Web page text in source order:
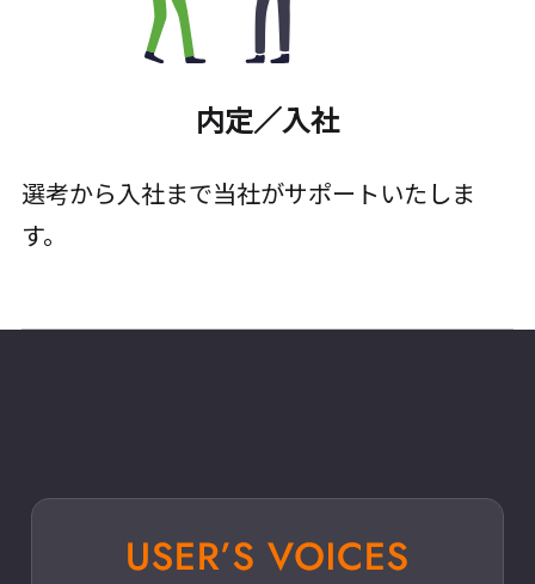
内定／入社
選考から入社まで当社がサポートいたしま
す。